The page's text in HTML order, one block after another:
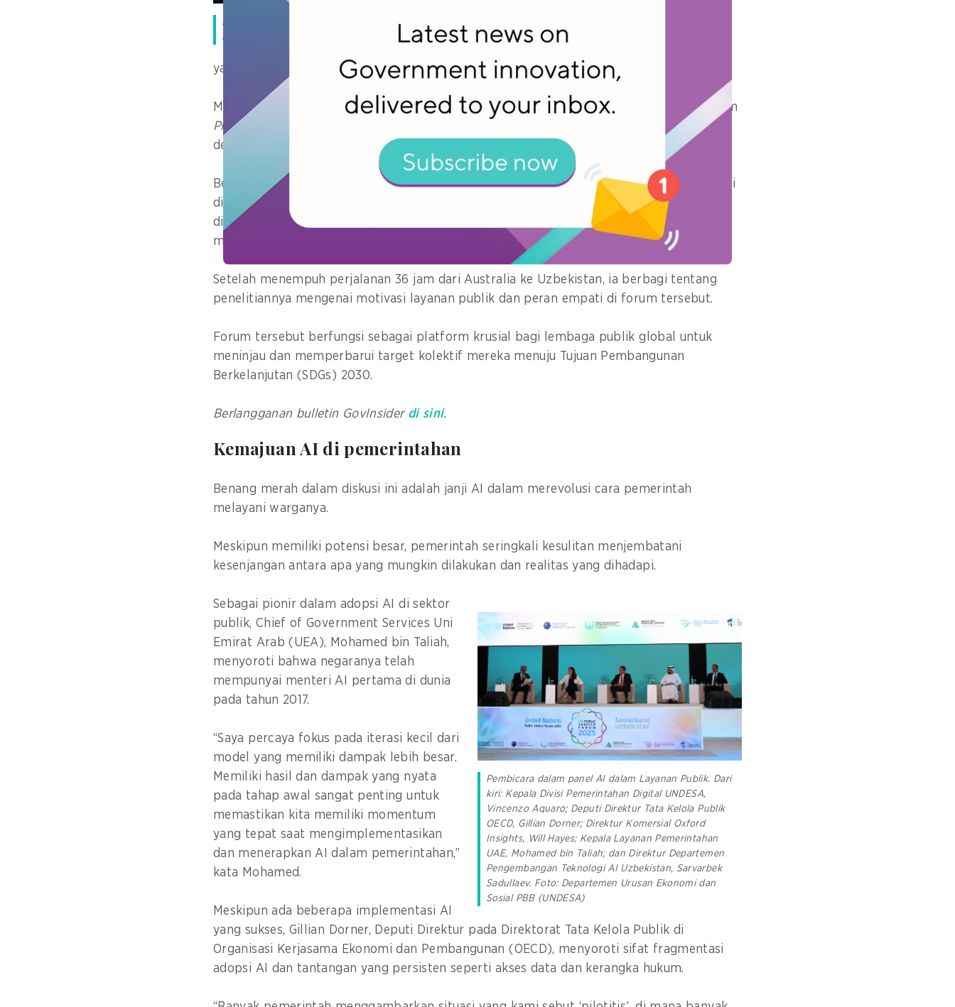
Robyn Bennett dari Creative Bureaucracy
menyampaikan ringkasan forum. Foto: GovInsider
lain pergi. Untuk merawat sistem yang
yang mungkin tidak pernah Anda temui,” tambahnya.
Melalui dua forum menteri, dua pleno, delapan lokakarya, coffee break
, dan makan malam
Plov
(masakan nasional khas Uzbekistan), forum ini mengumpulkan lebih dari 800
delegasi dari komunitas pelayanan publik internasional di kota bersejarah Samarkand.
Berbicara kepada
, Assel Mussagulova, dosen kebijakan publik dan administrasi
di Universitas Sydney, menyoroti bahwa strategi pemerintah yang ambisius harus
diseimbangkan dengan realitas praktis dalam mempertahankan motivasi dan
melaksanakan transformasi digital dengan lancar.
Setelah menempuh perjalanan 36 jam dari Australia ke Uzbekistan, ia berbagi tentang
penelitiannya mengenai motivasi layanan publik dan peran empati di forum tersebut.
Forum tersebut berfungsi sebagai platform krusial bagi lembaga publik global untuk
meninjau dan memperbarui target kolektif mereka menuju Tujuan Pembangunan
Berkelanjutan (SDGs) 2030.
Berlangganan bulletin GovInsider di sini.
Kemajuan AI di pemerintahan
Benang merah dalam diskusi ini adalah janji AI dalam merevolusi cara pemerintah
melayani warganya.
Meskipun memiliki potensi besar, pemerintah seringkali kesulitan menjembatani
kesenjangan antara apa yang mungkin dilakukan dan realitas yang dihadapi.
Pembicara dalam panel AI dalam Layanan Publik. Dari
kiri: Kepala Divisi Pemerintahan Digital UNDESA,
Vincenzo Aquaro; Deputi Direktur Tata Kelola Publik
OECD, Gillian Dorner; Direktur Komersial Oxford
Insights, Will Hayes; Kepala Layanan Pemerintahan
UAE, Mohamed bin Taliah; dan Direktur Departemen
Pengembangan Teknologi AI Uzbekistan, Sarvarbek
Sadullaev. Foto: Departemen Urusan Ekonomi dan
Sosial PBB (UNDESA)
Sebagai pionir dalam adopsi AI di sektor
publik, Chief of Government Services Uni
Emirat Arab (UEA), Mohamed bin Taliah,
menyoroti bahwa negaranya telah
mempunyai menteri AI pertama di dunia
pada tahun 2017.
“Saya percaya fokus pada iterasi kecil dari
model yang memiliki dampak lebih besar.
Memiliki hasil dan dampak yang nyata
pada tahap awal sangat penting untuk
memastikan kita memiliki momentum
yang tepat saat mengimplementasikan
dan menerapkan AI dalam pemerintahan,”
kata Mohamed.
Meskipun ada beberapa implementasi AI
yang sukses, Gillian Dorner, Deputi Direktur pada Direktorat Tata Kelola Publik di
Organisasi Kerjasama Ekonomi dan Pembangunan (OECD), menyoroti sifat fragmentasi
adopsi AI dan tantangan yang persisten seperti akses data dan kerangka hukum.